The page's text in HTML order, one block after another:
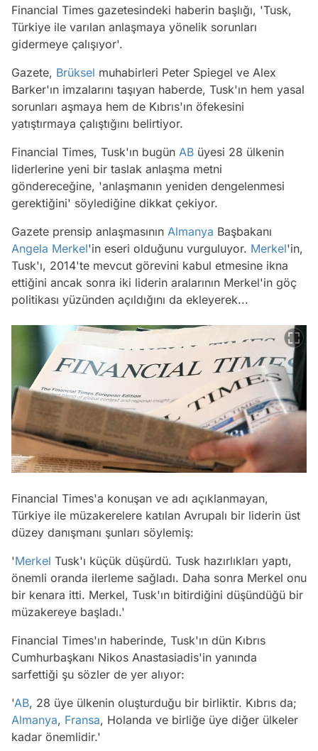
Financial Times gazetesindeki haberin başlığı, 'Tusk,
Türkiye ile varılan anlaşmaya yönelik sorunları
gidermeye çalışıyor'.
Gazete, Brüksel muhabirleri Peter Spiegel ve Alex
Barker'ın imzalarını taşıyan haberde, Tusk'ın hem yasal
sorunları aşmaya hem de Kıbrıs'ın öfekesini
yatıştırmaya çalıştığını belirtiyor.
Financial Times, Tusk'ın bugün AB üyesi 28 ülkenin
liderlerine yeni bir taslak anlaşma metni
göndereceğine, 'anlaşmanın yeniden dengelenmesi
gerektiğini' söylediğine dikkat çekiyor.
Gazete prensip anlaşmasının Almanya Başbakanı
Angela Merkel'in eseri olduğunu vurguluyor. Merkel'in,
Tusk'ı, 2014'te mevcut görevini kabul etmesine ikna
ettiğini ancak sonra iki liderin aralarının Merkel'in göç
politikası yüzünden açıldığını da ekleyerek...
Financial Times'a konuşan ve adı açıklanmayan,
Türkiye ile müzakerelere katılan Avrupalı bir liderin üst
düzey danışmanı şunları söylemiş:
'Merkel Tusk'ı küçük düşürdü. Tusk hazırlıkları yaptı,
önemli oranda ilerleme sağladı. Daha sonra Merkel onu
bir kenara itti. Merkel, Tusk'ın bitirdiğini düşündüğü bir
müzakereye başladı.'
Financial Times'ın haberinde, Tusk'ın dün Kıbrıs
Cumhurbaşkanı Nikos Anastasiadis'in yanında
sarfettiği şu sözler de yer alıyor:
'AB, 28 üye ülkenin oluşturduğu bir birliktir. Kıbrıs da;
Almanya, Fransa, Holanda ve birliğe üye diğer ülkeler
kadar önemlidir.'